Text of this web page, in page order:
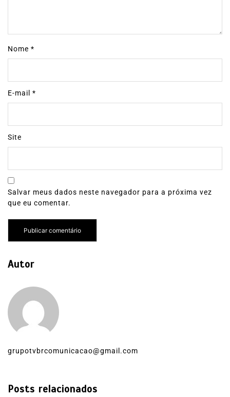
Nome *
E-mail *
Site
Salvar meus dados neste navegador para a próxima vez
que eu comentar.
Autor
grupotvbrcomunicacao@gmail.com
Posts relacionados